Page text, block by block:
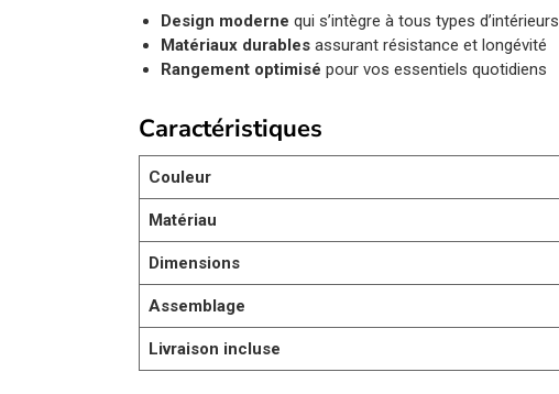
Design moderne qui s’intègre à tous types d’intérieurs
Matériaux durables assurant résistance et longévité
Rangement optimisé pour vos essentiels quotidiens
Caractéristiques
Couleur
Matériau
Dimensions
Assemblage
Livraison incluse